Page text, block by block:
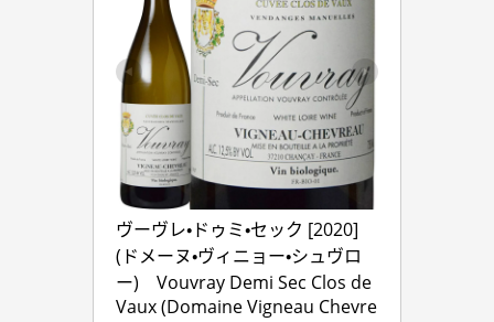
ヴーヴレ・ドゥミ・セック [2020]
(ドメーヌ・ヴィニョー・シュヴロ
ー)　Vouvray Demi Sec Clos de
Vaux (Domaine Vigneau Chevre